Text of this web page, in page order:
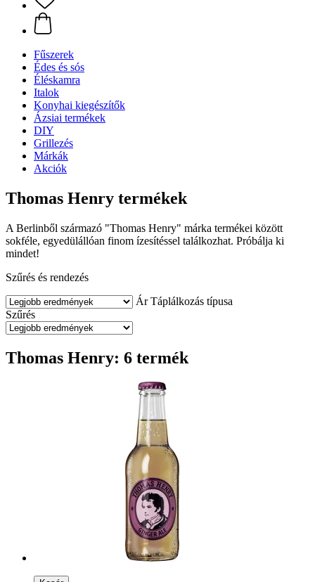
Fűszerek
Édes és sós
Éléskamra
Italok
Konyhai kiegészítők
Ázsiai termékek
DIY
Grillezés
Márkák
Akciók
Thomas Henry termékek
A Berlinből származó "Thomas Henry" márka termékei között
sokféle, egyedülállóan finom ízesítéssel találkozhat. Próbálja ki
mindet!
Szűrés és rendezés
Ár Táplálkozás típusa
Szűrés
Thomas Henry: 6 termék